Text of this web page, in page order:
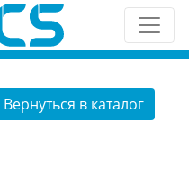
Вернуться в каталог